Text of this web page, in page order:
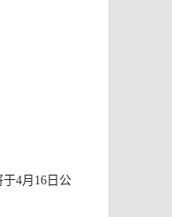
4月16日公